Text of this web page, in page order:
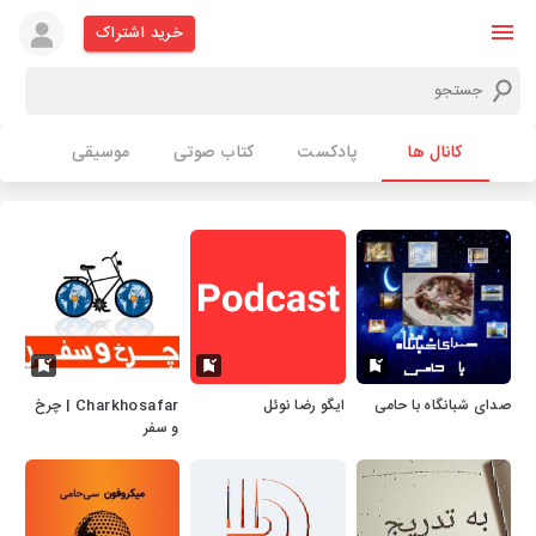
خرید اشتراک
کانال ها پادکست کتاب صوتی موسیقی
صدای شبانگاه با حامی ایگو رضا نوئل
Charkhosafar | چرخ
و سفر